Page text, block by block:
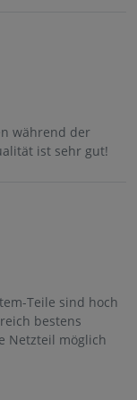
während der
ist sehr gut!
Teile sind hoch
bestens
Netzteil möglich